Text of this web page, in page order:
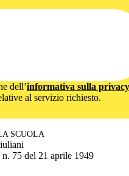
dell’informativa sulla privacy
al servizio richiesto.
SCUOLA
75 del 21 aprile 1949